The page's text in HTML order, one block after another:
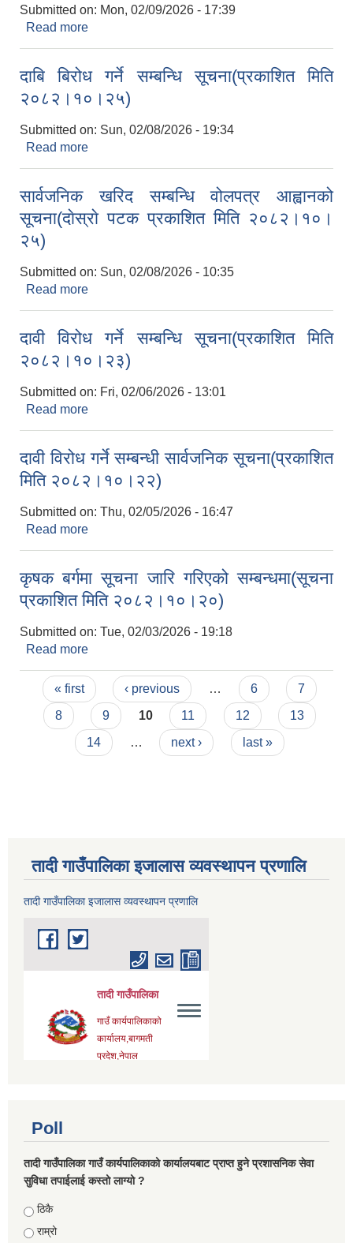
Submitted on: Mon, 02/09/2026 - 17:39
Read more
दाबि बिरोध गर्ने सम्बन्धि सूचना(प्रकाशित मिति
२०८२।१०।२५)
Submitted on: Sun, 02/08/2026 - 19:34
Read more
सार्वजनिक खरिद सम्बन्धि वोलपत्र आह्वानको
सूचना(दाेस्राे पटक प्रकाशित मिति २०८२।१०।
२५)
Submitted on: Sun, 02/08/2026 - 10:35
Read more
दावी विरोध गर्ने सम्बन्धि सूचना(प्रकाशित मिति
२०८२।१०।२३)
Submitted on: Fri, 02/06/2026 - 13:01
Read more
दावी विरोध गर्ने सम्बन्धी सार्वजनिक सूचना(प्रकाशित
मिति २०८२।१०।२२)
Submitted on: Thu, 02/05/2026 - 16:47
Read more
कृषक बर्गमा सूचना जारि गरिएको सम्बन्धमा(सूचना
प्रकाशित मिति २०८२।१०।२०)
Submitted on: Tue, 02/03/2026 - 19:18
Read more
Pages
« first ‹ previous … 6
7
8
9 10 11 12
13
14
… next › last »
तादी गाउँपालिका इजालास व्यवस्थापन प्रणालि
तादी गाउँपालिका इजालास व्यवस्थापन प्रणालि
Poll
तादी गाउँपालिका गाउँ कार्यपालिकाको कार्यालयबाट प्राप्त हुने प्रशासनिक सेवा
सुविधा तपाईलाई कस्तो लाग्यो ?
Choices
ठिकै
राम्रो